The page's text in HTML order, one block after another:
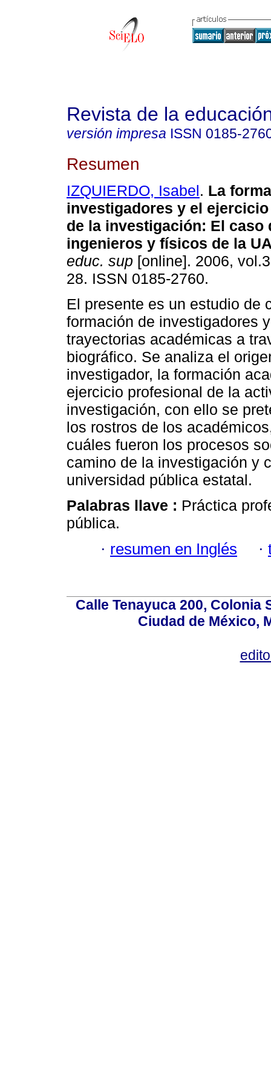
Revista de la
versión impresa ISSN 0185-
Resumen
IZQUIERDO, Isabel. La
investigadores y el
de la investigación: El caso
ingenieros y físicos de la
educ. sup [online]. 2006,
28. ISSN 0185-2760.
El presente es un estudio de
formación de investigadores
trayectorias académicas a
biográfico. Se analiza el
investigador, la formación
ejercicio profesional de la
investigación, con ello se
los rostros de los
cuáles fueron los procesos
camino de la investigación y
universidad pública estatal.
Palabras llave : Práctica
pública.
· resumen en Inglés ·
Calle Tenayuca 200, Colonia
Ciudad de México,